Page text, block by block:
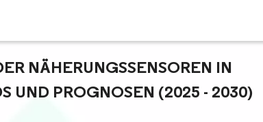
NÄHERUNGSSENSOREN IN L
UND PROGNOSEN (2025 - 2030)